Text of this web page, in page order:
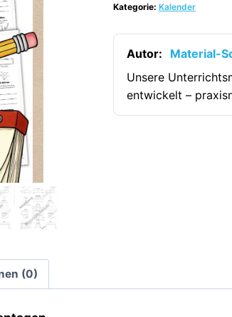
(7
Stück)
[Digital]
Menge
Kategorie: Kalender
Autor:
Material-
Unsere
entwickelt –
(0)